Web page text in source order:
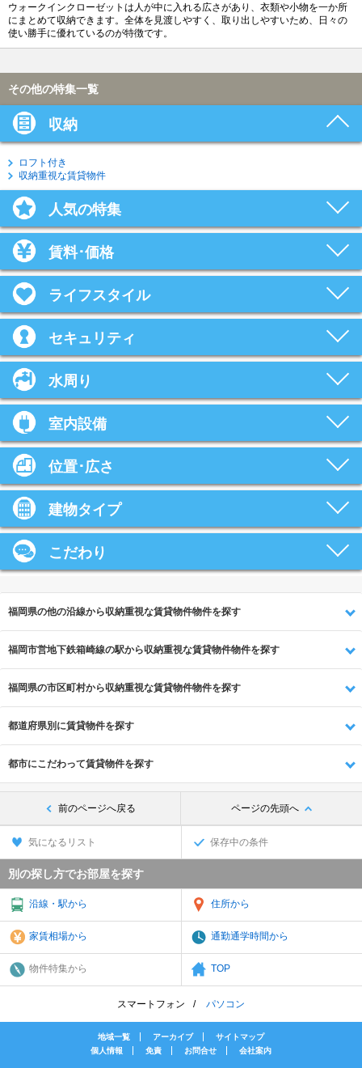
ウォークインクローゼットは人が中に入れる広さがあり、衣類や小物を一か所
にまとめて収納できます。全体を見渡しやすく、取り出しやすいため、日々の
使い勝手に優れているのが特徴です。
その他の特集一覧
収納
ロフト付き
収納重視な賃貸物件
人気の特集
賃料･価格
ライフスタイル
セキュリティ
水周り
室内設備
位置･広さ
建物タイプ
こだわり
福岡県の他の沿線から収納重視な賃貸物件物件を探す
福岡市営地下鉄箱崎線の駅から収納重視な賃貸物件物件を探す
福岡県の市区町村から収納重視な賃貸物件物件を探す
都道府県別に賃貸物件を探す
都市にこだわって賃貸物件を探す
前のページへ戻る ページの先頭へ
気になるリスト 保存中の条件
別の探し方でお部屋を探す
沿線・駅から 住所から
家賃相場から 通勤通学時間から
物件特集から TOP
スマートフォン パソコン
地域一覧 アーカイブ
サイトマップ
個人情報
免責 お問合せ 会社案内